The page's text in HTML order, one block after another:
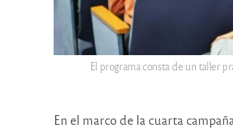
El programa consta de un taller
En el marco de la cuarta